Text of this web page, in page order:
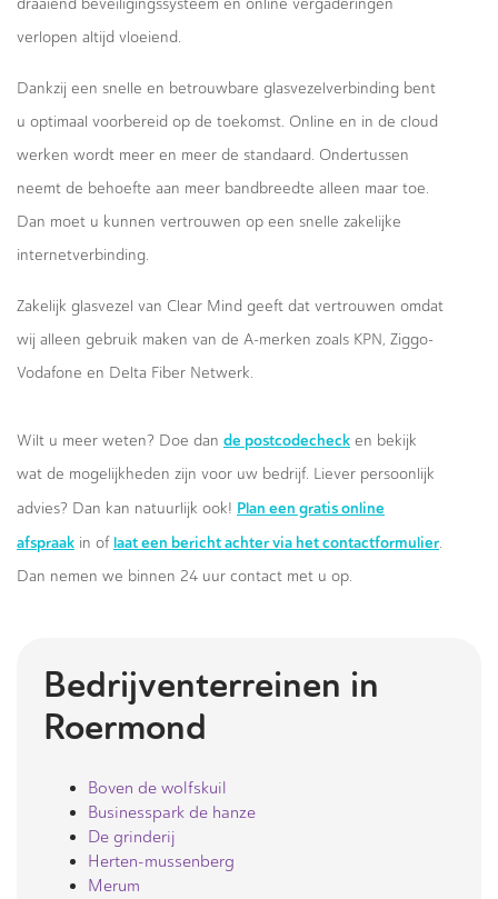
draaiend beveiligingssysteem en online vergaderingen
verlopen altijd vloeiend.
Dankzij een snelle en betrouwbare glasvezelverbinding bent
u optimaal voorbereid op de toekomst. Online en in de cloud
werken wordt meer en meer de standaard. Ondertussen
neemt de behoefte aan meer bandbreedte alleen maar toe.
Dan moet u kunnen vertrouwen op een snelle zakelijke
internetverbinding.
Zakelijk glasvezel van Clear Mind geeft dat vertrouwen omdat
wij alleen gebruik maken van de A-merken zoals KPN, Ziggo-
Vodafone en Delta Fiber Netwerk.
Wilt u meer weten? Doe dan de postcodecheck en bekijk
wat de mogelijkheden zijn voor uw bedrijf. Liever persoonlijk
advies? Dan kan natuurlijk ook! Plan een gratis online
afspraak in of laat een bericht achter via het contactformulier.
Dan nemen we binnen 24 uur contact met u op.
Bedrijventerreinen in
Roermond
Boven de wolfskuil
Businesspark de hanze
De grinderij
Herten-mussenberg
Merum